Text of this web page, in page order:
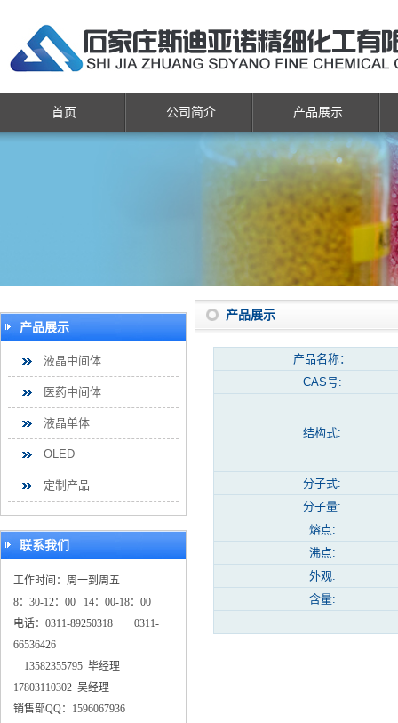
首页 公司简介 产品展示
产品展示
液晶中间体
医药中间体
液晶单体
OLED
定制产品
联系我们
工作时间：周一到周五
8：30-12：00 14：00-18：00
电话：0311-89250318 0311-
66536426
13582355795 毕经理
17803110302 吴经理
销售部QQ：1596067936
产品展示
产品名称：
CAS号:
结构式:
分子式:
分子量:
熔点:
沸点:
外观:
含量: